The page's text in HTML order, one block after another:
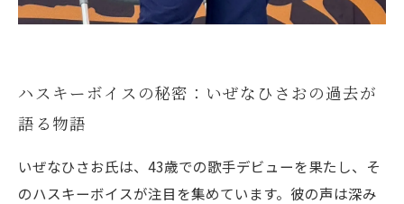
ハスキーボイスの秘密：いぜなひさおの過去が
語る物語
いぜなひさお氏は、43歳での歌手デビューを果たし、そ
のハスキーボイスが注目を集めています。彼の声は深み